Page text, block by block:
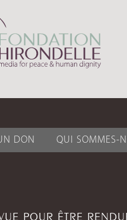
DON QUI SOMMES-
POUR ÊTRE